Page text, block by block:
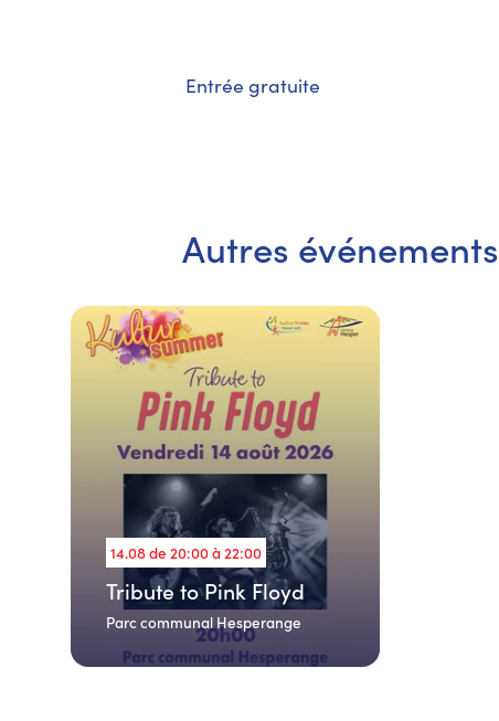
Entrée gratuite
Autres événements
14.08 de 20:00 à 22:00
Tribute to Pink Floyd
Parc communal Hesperange